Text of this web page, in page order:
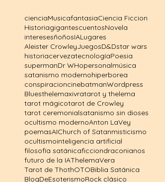
cienciaMusicafantasiaCiencia Ficcion
HistoriagigantescuentosNovela
interesesñoñosIALugares
Aleister CrowleyJuegosD&Dstar wars
historiacervezatecnologíaPoesia
supermanDr WHopersonalmúsica
satanismo modernohiperborea
conspiracioncinebatmanWordpress
Bluesthelemaxivratarot y thelema
tarot mágicotarot de Crowley
tarot ceremonialsatanismo sin dioses
ocultismo modernoAnton LaVey
poemasAIChurch of Satanmisticismo
ocultismointeligencia artificial
filosofía satánicaficciondraconianos
futuro de la IAThelemaVera
Tarot de ThothOTOBiblia Satánica
BlogDeEsoterismoRock clásico